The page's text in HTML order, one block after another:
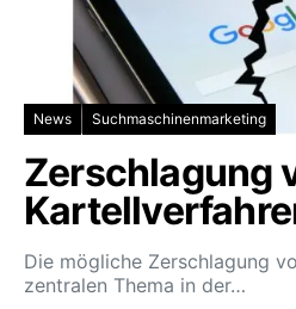
News Suchmaschinenmarketing
Zerschlagung
Die mögliche Zerschlagung
zentralen Thema in der…